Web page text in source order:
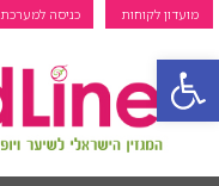
פתח סרגל נגישות
מועדון לקוחות כניסה למערכת